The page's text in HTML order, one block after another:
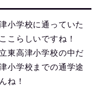
小学校に通っていた
こらしいですね！
東高津小学校の中だ
小学校までの通学途
ね！